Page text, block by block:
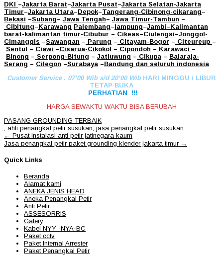
DKI –Jakarta Barat–Jakarta Pusat–Jakarta Selatan-Jakarta
Timur–Jakarta Utara–Depok–Tangerang-Cibinong-cikarang–
Bekasi –Subang– Jawa Tengah– Jawa Timur-Tambun –
Cibitung–Karawang Palembang–lampung–Jambi–Kalimantan
barat-kalimantan timur-Cibubur – Cikeas–Ciulengsi–Jonggol-
Cimanggis –Sawangan – Parung – Citayam-Bogor – Citeureup –
Sentul – Ciawi –Cisarua-Cikokol – Cipondoh – Karawaci –
Binong – Serpong-Bitung – Jatiuwung – Cikupa – Balaraja-
Serang – Cilegon –Surabaya –Bandung dan seluruh indonesia
Customer Service . 07’00 Wib s/d 20’00 WibHARI MINGGU / LIBUR
TETAP BUKA
PERHATIAN !!!
HARGA SEWAKTU WAKTU BISA BERUBAH
PASANG GROUNDING TERBAIK
, ahli penangkal petir susukan, jasa penangkal petir susukan
Post
navigation
← Pusat instalasi anti petir jatinegara kaum
Jasa penangkal petir paket grounding klender jakarta timur →
Quick Links
Beranda
Alamat kami
ANEKA JENIS HEAD
Aneka Penangkal Petir
Anti Petir
ASSESORRIS
Galery
Kabel NYY -NYA-BC
Paket cctv
Paket Internal Arrester
Paket Penangkal Petir